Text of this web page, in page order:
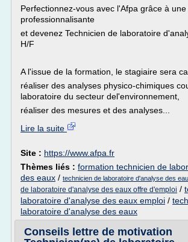
Perfectionnez-vous avec l'Afpa grâce à
professionnalisante
et devenez Technicien de laboratoire
H/F
A l'issue de la formation, le stagiaire sera
réaliser des analyses physico-chimiques
laboratoire du secteur del'environnement,
réaliser des mesures et des analyses...
Lire la suite
Site : https://www.afpa.fr
Thèmes liés : formation technicien de
des eaux / technicien de laboratoire d'analyse des
de laboratoire d'analyse des eaux offre d'emploi /
laboratoire d'analyse des eaux emploi /
laboratoire d'analyse des eaux
Conseils lettre de motivation